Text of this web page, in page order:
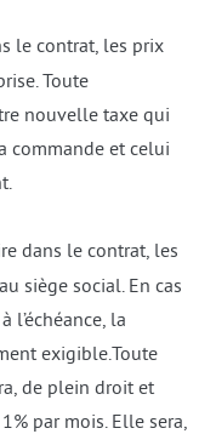
le contrat, les prix
Toute
nouvelle taxe qui
commande et celui
dans le contrat, les
siège social. En cas
l’échéance, la
exigible.Toute
de plein droit et
par mois. Elle sera,